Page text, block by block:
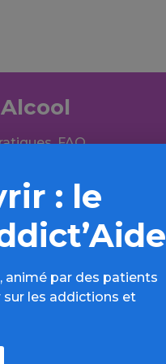
FAQ,
: le
animé par des patients
sur les addictions et